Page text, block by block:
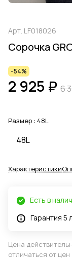
Арт. LF018026
Сорочка
-54%
2 925 ₽ 6
Размер : 48L
48L
Характеристики
Есть в
Гарантия 5
Цена
отличаться от